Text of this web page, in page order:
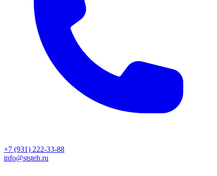
+7 (931) 222-33-88
info@ststeh.ru